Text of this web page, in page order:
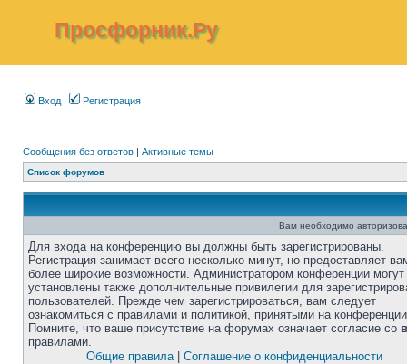
Просфорник.Ру
Вход Регистрация
Сообщения без ответов | Активные темы
Список форумов
Вам необходимо
Для входа на конференцию вы должны быть зарегистрированы.
Регистрация занимает всего несколько минут, но предоставляет
более широкие возможности. Администратором конференции
установлены также дополнительные привилегии для
пользователей. Прежде чем зарегистрироваться, вам следует
ознакомиться с правилами и политикой, принятыми на
Помните, что ваше присутствие на форумах означает согласие со
правилами.
Общие правила| Соглашение о конфиденциальности